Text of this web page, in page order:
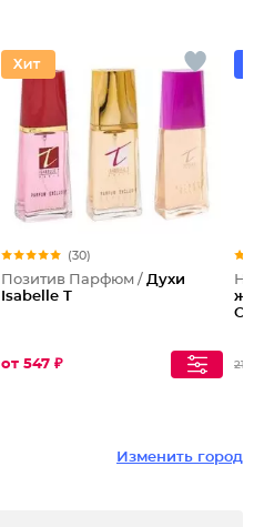
(30)
Позитив Парфюм / Духи
Isabelle T
от 547 ₽ 219
Изменить город